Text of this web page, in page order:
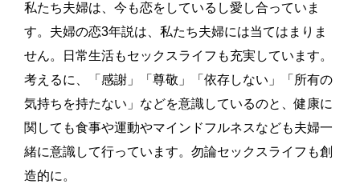
私たち夫婦は、今も恋をしているし愛し合っていま
す。夫婦の恋3年説は、私たち夫婦には当てはまりま
せん。日常生活もセックスライフも充実しています。
考えるに、「感謝」「尊敬」「依存しない」「所有の
気持ちを持たない」などを意識しているのと、健康に
関しても食事や運動やマインドフルネスなども夫婦一
緒に意識して行っています。勿論セックスライフも創
造的に。